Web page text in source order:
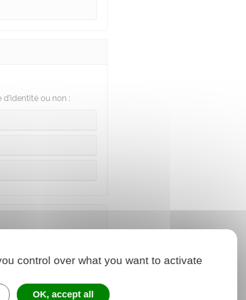
d'identité ou non :
control over what you want to activate
OK, accept all